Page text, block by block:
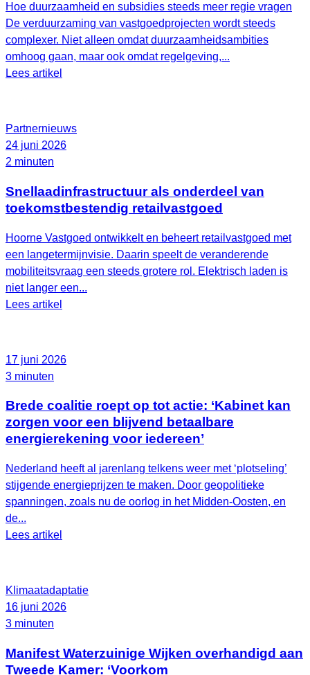
Hoe duurzaamheid en subsidies steeds meer regie vragen
De verduurzaming van vastgoedprojecten wordt steeds
complexer. Niet alleen omdat duurzaamheidsambities
omhoog gaan, maar ook omdat regelgeving,...
Lees artikel
Partnernieuws
24 juni 2026
2 minuten
Snellaadinfrastructuur als onderdeel van
toekomstbestendig retailvastgoed
Hoorne Vastgoed ontwikkelt en beheert retailvastgoed met
een langetermijnvisie. Daarin speelt de veranderende
mobiliteitsvraag een steeds grotere rol. Elektrisch laden is
niet langer een...
Lees artikel
17 juni 2026
3 minuten
Brede coalitie roept op tot actie: ‘Kabinet kan
zorgen voor een blijvend betaalbare
energierekening voor iedereen’
Nederland heeft al jarenlang telkens weer met ‘plotseling’
stijgende energieprijzen te maken. Door geopolitieke
spanningen, zoals nu de oorlog in het Midden-Oosten, en
de...
Lees artikel
Klimaatadaptatie
16 juni 2026
3 minuten
Manifest Waterzuinige Wijken overhandigd aan
Tweede Kamer: ‘Voorkom